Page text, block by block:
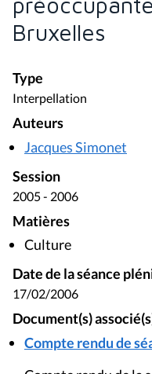
Bruxelles
Type
Interpellation
Auteurs
Jacques Simonet
Session
2005 - 2006
Matières
Culture
Date de la séance
17/02/2006
Document(s)
Compte rendu de